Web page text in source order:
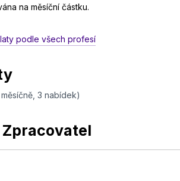
na měsíční částku.
podle všech profesí
3 nabídek)